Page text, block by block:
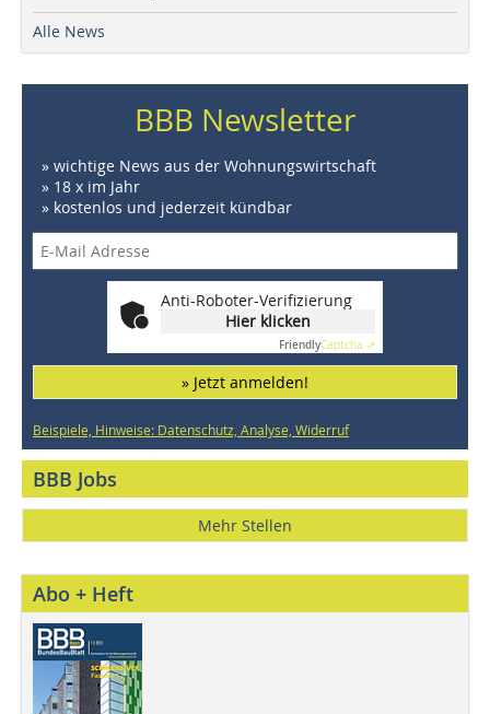
Alle News
BBB Newsletter
» wichtige News aus der Wohnungswirtschaft
» 18 x im Jahr
» kostenlos und jederzeit kündbar
Anti-Roboter-Verifizierung
Hier klicken
FriendlyCaptcha ⇗
» Jetzt anmelden!
Beispiele, Hinweise: Datenschutz, Analyse, Widerruf
BBB Jobs
Mehr Stellen
Abo + Heft